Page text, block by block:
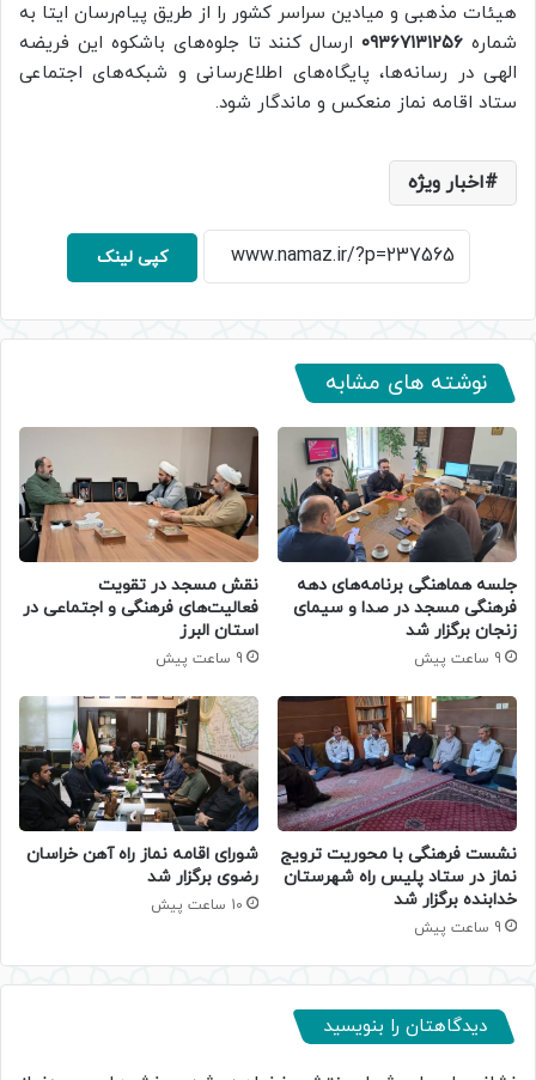
هیئات مذهبی و میادین سراسر کشور را از طریق پیام‌رسان ایتا به
شماره ۰۹۳۶۷۱۳۱۲۵۶ارسال کنند تا جلوه‌های باشکوه این فریضه
الهی در رسانه‌ها، پایگاه‌های اطلاع‌رسانی و شبکه‌های اجتماعی
ستاد اقامه نماز منعکس و ماندگار شود.
اخبار ویژه
کپی لینک
نوشته های مشابه
جلسه هماهنگی برنامه‌های دهه
فرهنگی مسجد در صدا و سیمای
زنجان برگزار شد
9 ساعت پیش
نقش مسجد در تقویت
فعالیت‌های فرهنگی و اجتماعی در
استان البرز
9 ساعت پیش
نشست فرهنگی با محوریت ترویج
نماز در ستاد پلیس راه شهرستان
خدابنده برگزار شد
9 ساعت پیش
شورای اقامه نماز راه آهن خراسان
رضوی برگزار شد
10 ساعت پیش
دیدگاهتان را بنویسید